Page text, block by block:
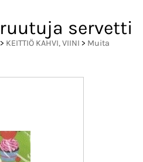
ruutuja servetti
> KEITTIÖ KAHVI, VIINI > Muita